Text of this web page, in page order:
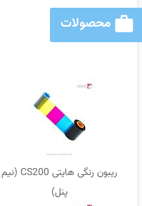
محصولات
ریبون رنگی هایتی CS200 (نیم
پنل)